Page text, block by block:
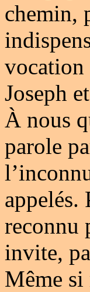
chemin,
vocation
Joseph
À nous
parole
appelés.
reconnu
invite,
Même si